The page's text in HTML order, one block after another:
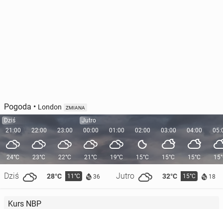
Pogoda • London ZMIANA
Dziś
21:00
24°C
Dziś 28°C 11°C 36 Jutro 32°C 15°C 18
22:00
23°C
23:00
22°C
Jutro
00:00
21°C
01:00
19°C
02:00
15°C
03:00
15°C
04:00
15°C
Kurs NBP